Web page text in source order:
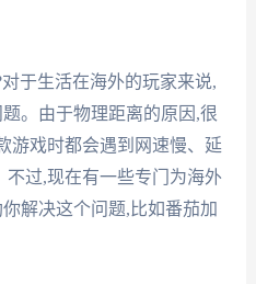
于生活在海外的玩家来说,
。由于物理距离的原因,很
游戏时都会遇到网速慢、延
过,现在有一些专门为海外
解决这个问题,比如番茄加